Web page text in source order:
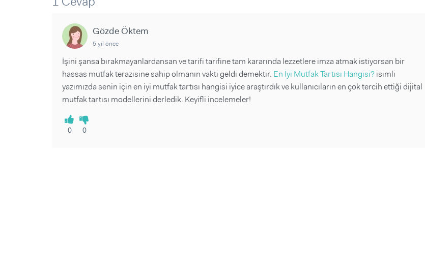
Sorular ve Yanıtlar
Makaleler
Videolar
Gözde Öktem
5 yıl önce
İşini şansa bırakmayanlardansan ve tarifi tarifine tam kararında lezzetlere imza atmak istiyorsan bir
hassas mutfak terazisine sahip olmanın vakti geldi demektir. En İyi Mutfak Tartısı Hangisi?isimli
yazımızda senin için en iyi mutfak tartısı hangisi iyice araştırdık ve kullanıcıların en çok tercih ettiği dijital
mutfak tartısı modellerini derledik. Keyifli incelemeler!
0 0